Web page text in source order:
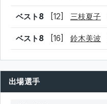
ベスト8 [12] 三枝夏子
ベスト8 [16] 鈴木美波
出場選手